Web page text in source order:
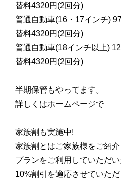
替料4320円(2回分)
普通自動車(16・17インチ)
替料4320円(2回分)
普通自動車(18インチ以上)
替料4320円(2回分)
半期保管もやってます。
詳しくはホームページで
家族割も実施中!
家族割とはご家族様をご紹
プランをご利用していただ
10%割引を適応させていた